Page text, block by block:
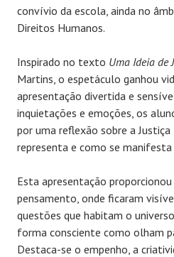
convívio da escola, ainda no
Direitos Humanos.
Inspirado no texto Uma Ideia de
Martins, o espetáculo ganhou
apresentação divertida e
inquietações e emoções, os
por uma reflexão sobre a
representa e como se manifesta
Esta apresentação
pensamento, onde ficaram
questões que habitam o
forma consciente como olham
Destaca-se o empenho, a